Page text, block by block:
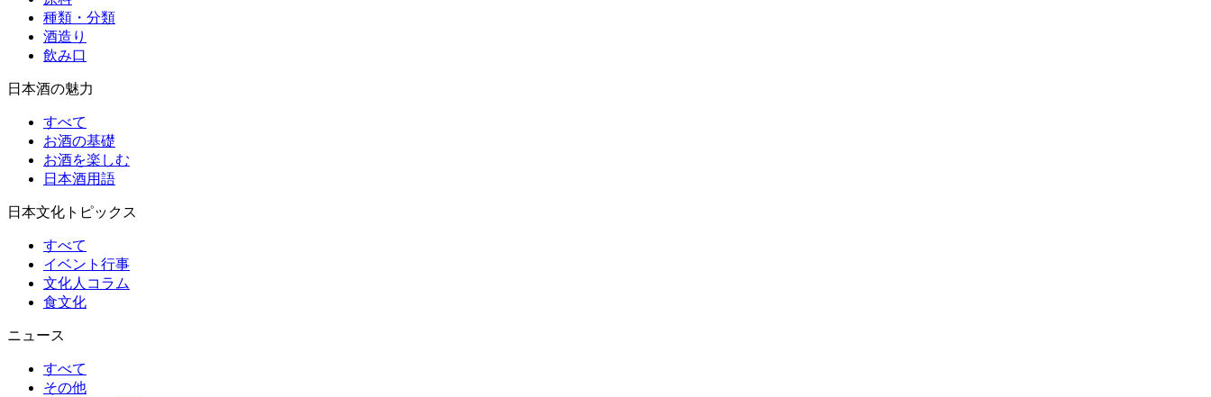
種類・分類
酒造り
飲み口
日本酒の魅力
すべて
お酒の基礎
お酒を楽しむ
日本酒用語
日本文化トピックス
すべて
イベント行事
文化人コラム
食文化
ニュース
すべて
その他